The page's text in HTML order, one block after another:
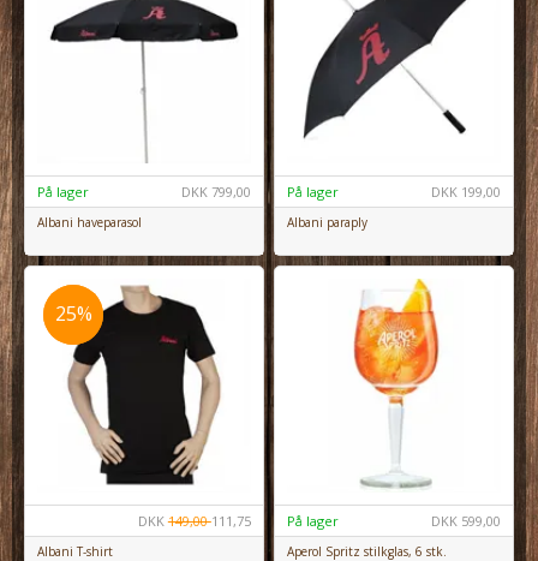
DKK 799,00
På lager
Albani haveparasol
DKK 199,00
På lager
Albani paraply
25%
25%
DKK 149,00111,75
Albani T-shirt
DKK 599,00
På lager
Aperol Spritz stilkglas, 6 stk.